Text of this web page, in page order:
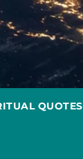
QUOTES